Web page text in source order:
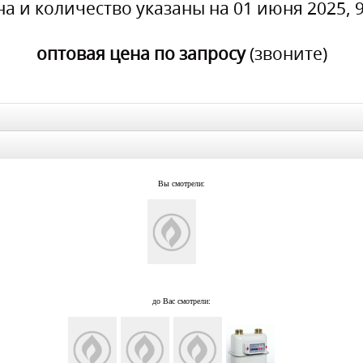
и количество указаны на 01 июня 2025,
оптовая цена по запросу(звоните)
Вы смотрели:
до Вас смотрели: